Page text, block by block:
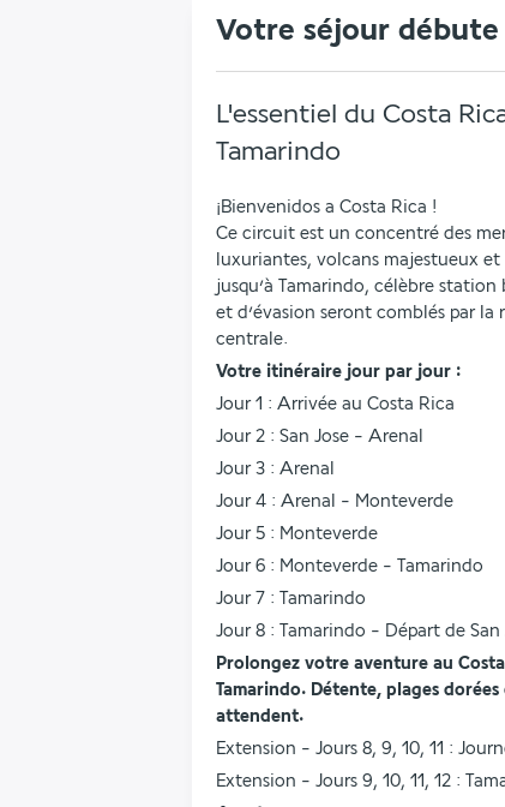
Votre séjour
L'essentiel du Costa
Tamarindo
¡Bienvenidos a Costa Rica !
Ce circuit est un concentré des
luxuriantes, volcans majestueux
jusqu’à Tamarindo, célèbre
et d’évasion seront comblés par
centrale.
Votre itinéraire jour par jour :
Jour 1 : Arrivée au Costa Rica
Jour 2 : San Jose - Arenal
Jour 3 : Arenal
Jour 4 : Arenal - Monteverde
Jour 5 : Monteverde
Jour 6 : Monteverde - Tamarindo
Jour 7 : Tamarindo
Jour 8 : Tamarindo - Départ de San
Prolongez votre aventure au
Tamarindo. Détente, plages
attendent.
Extension - Jours 8, 9, 10, 11 :
Extension - Jours 9, 10, 11, 12 :